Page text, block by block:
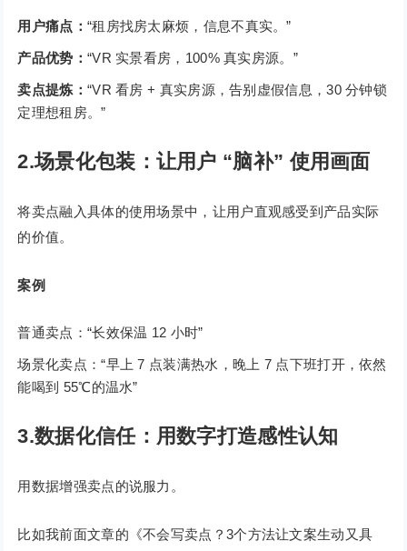
用户痛点： “租房找房太麻烦，信息不真实。”
产品优势： “VR 实景看房，100% 真实房源。”
卖点提炼： “VR 看房 + 真实房源，告别虚假信息，30 分钟锁
定理想租房。”
2.场景化包装：让用户 “脑补” 使用画面
将卖点融入具体的使用场景中，让用户直观感受到产品实际
的价值。
案例
普通卖点：“长效保温 12 小时”
场景化卖点：“早上 7 点装满热水，晚上 7 点下班打开，依然
能喝到 55℃的温水”
3.数据化信任：用数字打造感性认知
用数据增强卖点的说服力。
比如我前面文章的《不会写卖点？3个方法让文案生动又具